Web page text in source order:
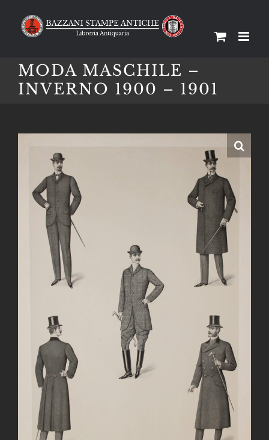
MODA MASCHILE –
INVERNO 1900 – 1901